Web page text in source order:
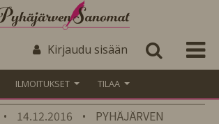
Kirjaudu sisään
ILMOITUKSET TILAA
• 14.12.2016 •
PYHÄJÄRVEN